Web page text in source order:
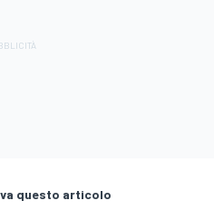
questo articolo